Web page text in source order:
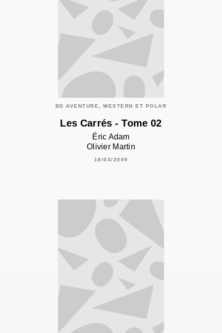
BD AVENTURE, WESTERN ET POLAR
Les Carrés - Tome 02
Éric Adam
Olivier Martin
18/03/2009